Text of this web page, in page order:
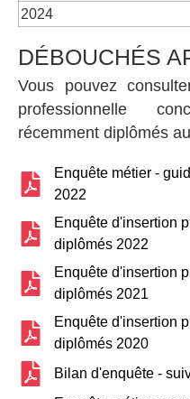
2024
DÉBOUCHÉS
Vous pouvez
professionnelle
récemment diplômés
Enquête métier -
2022
Enquête d'insertion
diplômés 2022
Enquête d'insertion
diplômés 2021
Enquête d'insertion
diplômés 2020
Bilan d'enquête -